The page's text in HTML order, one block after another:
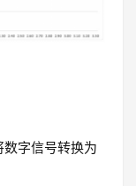
字信号转换为